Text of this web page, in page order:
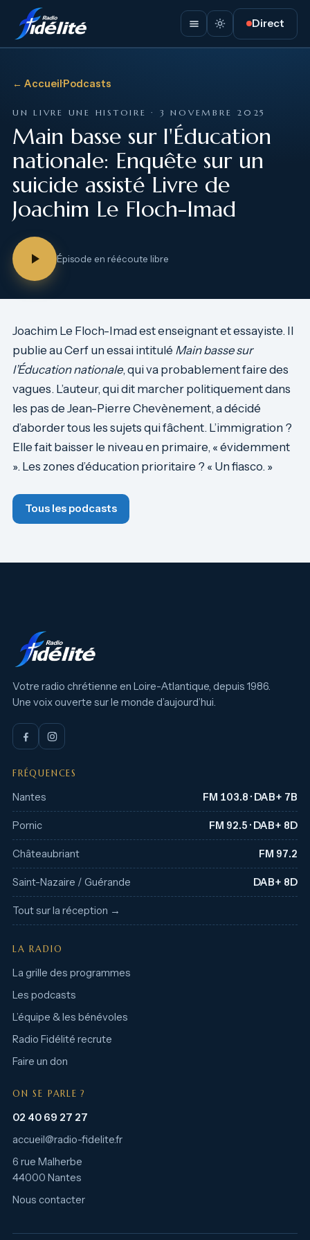
Direct
← Accueil·Podcasts
UN LIVRE UNE HISTOIRE · 3 NOVEMBRE 2025
Main basse sur l'Éducation
nationale: Enquête sur un
suicide assisté Livre de
Joachim Le Floch-Imad
Épisode en réécoute libre
Joachim Le Floch-Imad est enseignant et essayiste. Il
publie au Cerf un essai intitulé Main basse sur
l’Éducation nationale, qui va probablement faire des
vagues. L’auteur, qui dit marcher politiquement dans
les pas de Jean-Pierre Chevènement, a décidé
d’aborder tous les sujets qui fâchent. L’immigration ?
Elle fait baisser le niveau en primaire, « évidemment
». Les zones d’éducation prioritaire ? « Un fiasco. »
Tous les podcasts
Votre radio chrétienne en Loire-Atlantique, depuis 1986.
Une voix ouverte sur le monde d’aujourd’hui.
FRÉQUENCES
Nantes FM 103.8 · DAB+ 7B
Pornic FM 92.5 · DAB+ 8D
Châteaubriant FM 97.2
Saint-Nazaire / Guérande DAB+ 8D
Tout sur la réception →
LA RADIO
La grille des programmes
Les podcasts
L’équipe & les bénévoles
Radio Fidélité recrute
Faire un don
ON SE PARLE ?
02 40 69 27 27
accueil@radio-fidelite.fr
6 rue Malherbe
44000 Nantes
Nous contacter